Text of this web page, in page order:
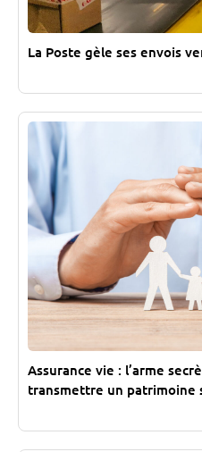
La Poste gèle ses envois
Assurance vie : l’arme
transmettre un patrimoine